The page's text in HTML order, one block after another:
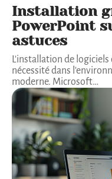
Installation
PowerPoint
astuces
L'installation de
nécessité dans
moderne. Microsoft…